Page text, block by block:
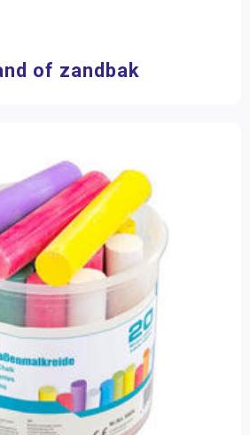
of zandbak